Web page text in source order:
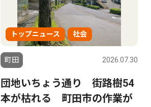
トップニュース 社会
町田 2026.07.30
団地いちょう通り 街路樹54
本が枯れる 町田市の作業が